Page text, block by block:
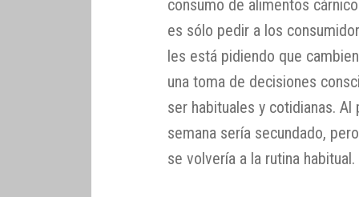
consumo de alimentos
es sólo pedir a los
les está pidiendo que
una toma de decisiones
ser habituales y cotidianas.
semana sería secundado,
se volvería a la rutina habitual.